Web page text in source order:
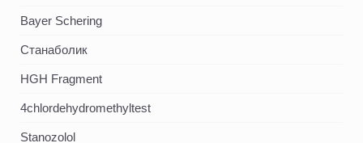
Bayer Schering
Станаболик
HGH Fragment
4chlordehydromethyltest
Stanozolol